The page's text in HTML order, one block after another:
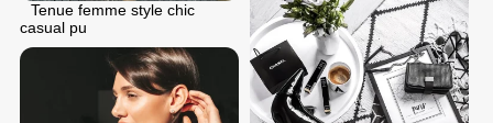
Tenue femme style chic
casual pu